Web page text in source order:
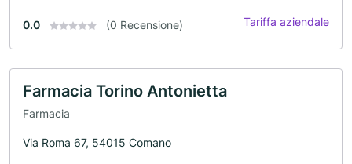
0.0 (0 Recensione) Tariffa aziendale
Farmacia Torino Antonietta
Farmacia
Via Roma 67, 54015 Comano